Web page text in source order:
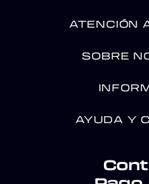
ATENCIÓN
SOBRE
AYUDA Y